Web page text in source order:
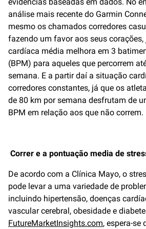
evidências baseadas em dados. No
análise mais recente do Garmin
mesmo os chamados corredores
fazendo um favor aos seus
cardíaca média melhora em 3
(BPM) para aqueles que percorrem
semana. E a partir daí a situação
corredores constantes, já que os
de 80 km por semana desfrutam de
BPM em relação aos que não correm.
Correr e a pontuação media de
De acordo com a Clínica Mayo, o
pode levar a uma variedade de
incluindo hipertensão, doenças
vascular cerebral, obesidade e
FutureMarketInsights.com, espera-se